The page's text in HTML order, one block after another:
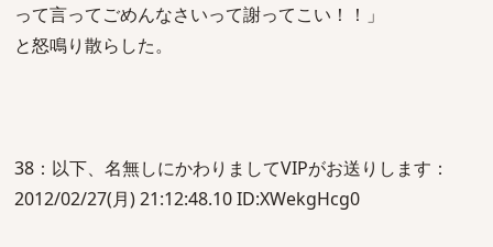
って言ってごめんなさいって謝ってこい！！」
と怒鳴り散らした。
38：以下、名無しにかわりましてVIPがお送りします：
2012/02/27(月) 21:12:48.10 ID:XWekgHcg0